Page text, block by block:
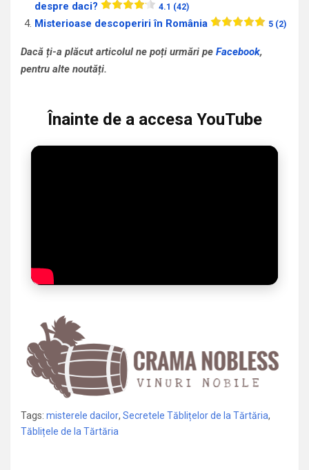
despre daci?
4.1 (42)
Misterioase descoperiri în România 5 (2)
Dacă ți-a plăcut articolul ne poți urmări pe Facebook,
pentru alte noutăți.
Înainte de a accesa YouTube
Tags: misterele dacilor, Secretele Tăblițelor de la Tărtăria,
Tăblițele de la Tărtăria